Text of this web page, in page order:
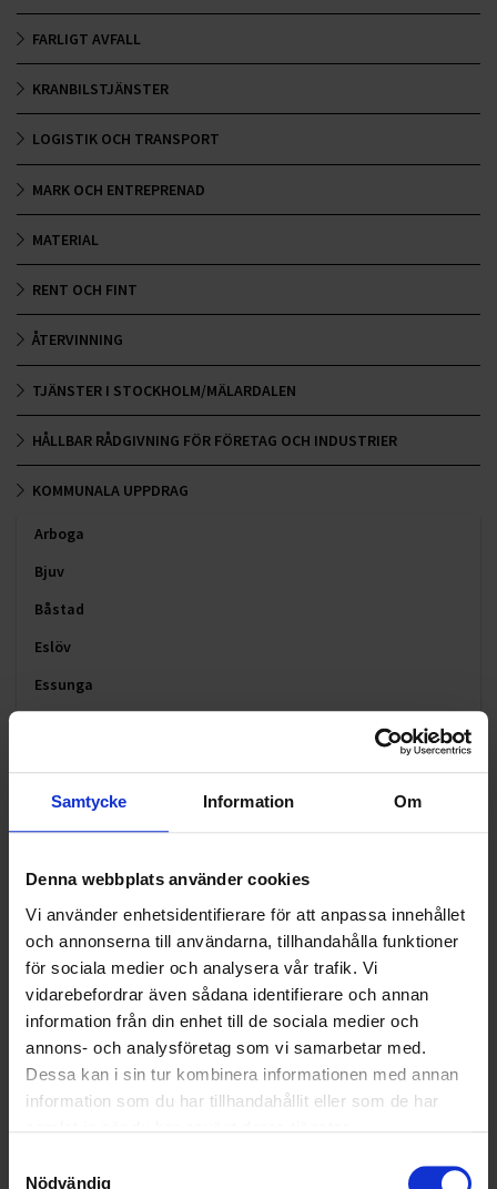
Samtycke Information Om
Denna webbplats använder cookies
Vi använder enhetsidentifierare för att anpassa innehållet
och annonserna till användarna, tillhandahålla funktioner
för sociala medier och analysera vår trafik. Vi
vidarebefordrar även sådana identifierare och annan
information från din enhet till de sociala medier och
annons- och analysföretag som vi samarbetar med.
Dessa kan i sin tur kombinera informationen med annan
information som du har tillhandahållit eller som de har
Nödvändig
FARLIGT AVFALL
KRANBILSTJÄNSTER
LOGISTIK OCH TRANSPORT
MARK OCH ENTREPRENAD
MATERIAL
RENT OCH FINT
ÅTERVINNING
TJÄNSTER I STOCKHOLM/MÄLARDALEN
HÅLLBAR RÅDGIVNING FÖR FÖRETAG OCH INDUSTRIER
KOMMUNALA UPPDRAG
Arboga
Bjuv
Båstad
Eslöv
Essunga
Grästorp
Götene
Hallstahammar
Hylte
Håbo
Hässleholm
Hörby
Järfälla
Klippan